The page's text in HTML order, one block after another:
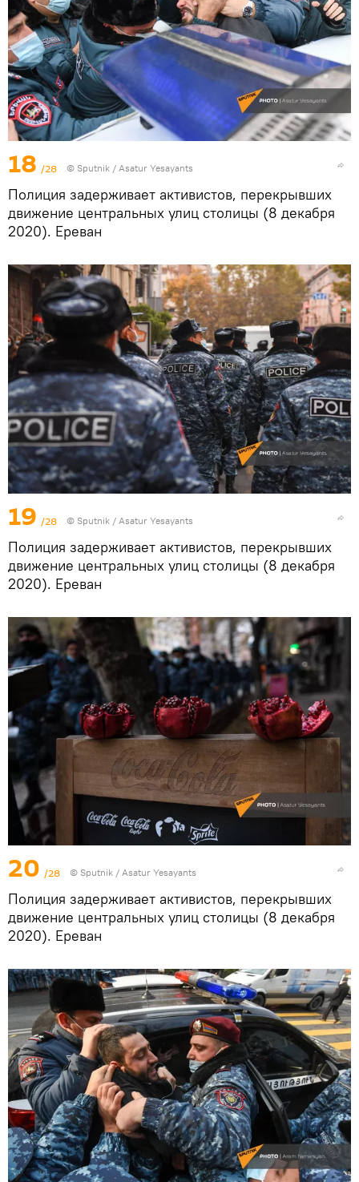
18 /28 © Sputnik / Asatur Yesayants
Полиция задерживает активистов, перекрывших
движение центральных улиц столицы (8 декабря
2020). Еревaн
19 /28 © Sputnik / Asatur Yesayants
Полиция задерживает активистов, перекрывших
движение центральных улиц столицы (8 декабря
2020). Еревaн
20 /28 © Sputnik / Asatur Yesayants
Полиция задерживает активистов, перекрывших
движение центральных улиц столицы (8 декабря
2020). Еревaн